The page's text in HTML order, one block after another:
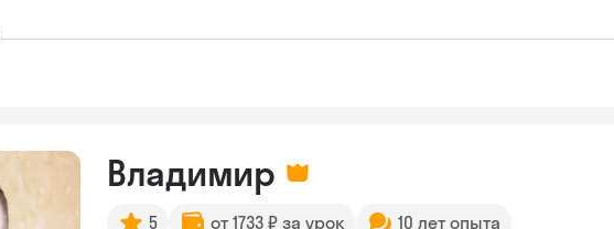
Владимир
5 от 1733 ₽ за урок 10 лет опыта
online